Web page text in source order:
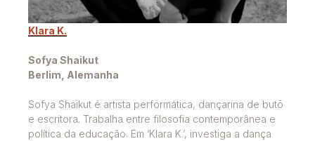
Klara K.
Sofya Shaikut
Berlim, Alemanha
Sofya Shaikut é artista performática, dançarina de butō
e escritora. Trabalha entre filosofia contemporânea e
política da educação. Em ‘Klara K.’, investiga a dança